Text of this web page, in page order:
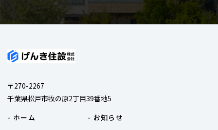
〒270-2267
千葉県松戸市牧の原2丁目39番地5
- ホーム
- お知らせ